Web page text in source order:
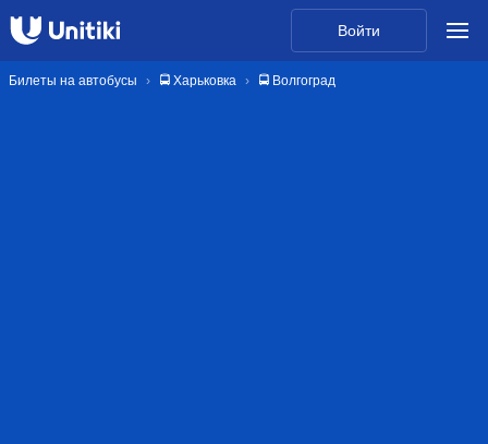
Войти
Билеты на автобусы 🚍 Харьковка 🚍 Волгоград